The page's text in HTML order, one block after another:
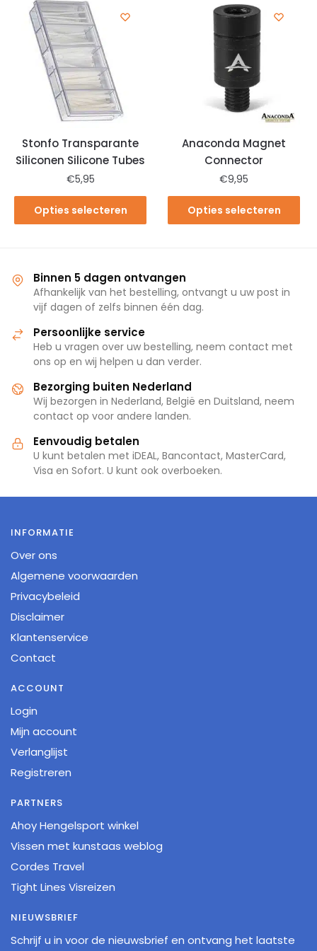
Stonfo Transparante
Siliconen Silicone Tubes
€5,95
Opties selecteren
Anaconda Magnet
Connector
€9,95
Opties selecteren
Binnen 5 dagen ontvangen
Afhankelijk van het bestelling, ontvangt u uw post in
vijf dagen of zelfs binnen één dag.
Persoonlijke service
Heb u vragen over uw bestelling, neem contact met
ons op en wij helpen u dan verder.
Bezorging buiten Nederland
Wij bezorgen in Nederland, België en Duitsland, neem
contact op voor andere landen.
Eenvoudig betalen
U kunt betalen met iDEAL, Bancontact, MasterCard,
Visa en Sofort. U kunt ook overboeken.
INFORMATIE
Over ons
Algemene voorwaarden
Privacybeleid
Disclaimer
Klantenservice
Contact
ACCOUNT
Login
Mijn account
Verlanglijst
Registreren
PARTNERS
Ahoy Hengelsport winkel
Vissen met kunstaas weblog
Cordes Travel
Tight Lines Visreizen
NIEUWSBRIEF
Schrijf u in voor de nieuwsbrief en ontvang het laatste